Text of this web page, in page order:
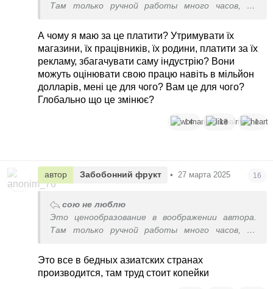
Там только ручной работы много часов, не
Плюс большие рекламные расходы, содержание
магазинов и т.п.
А чому я маю за це платити? Утримувати їх
магазини, їх працівників, їх родини, платити за їх
рекламу, збагачувати саму індустрію? Вони
можуть оцінювати свою працю навіть в мільйон
долларів, мені це для чого? Вам це для чого?
Глобально що це змінює?
14 13 1
автор Забобонний фрукт • 27 марта 2025 16
сою не люблю
Это ценообразование в воображении автора.
Там только ручной работы много часов, не
Плюс большие рекламные расходы, содержание
магазинов и т.п.
Это все в бедных азиатских странах
производится, там труд стоит копейки